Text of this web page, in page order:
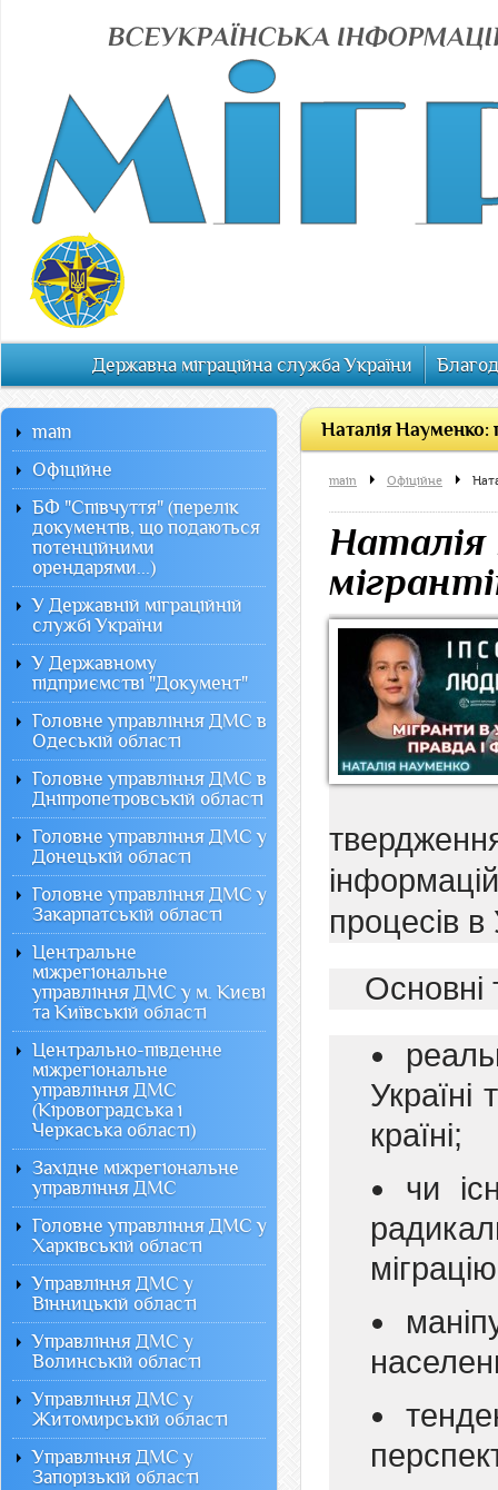
Державна міграційна служба України
Наталія Науменко:
main Офiцiйне
Наталія
процесів в
Основні
Україні
країні;
чи
main
Офiцiйне
БФ "Співчуття" (перелік
документів, що подаються
потенційними
орендарями...)
У Державній міграційній
службі України
У Державному
підприємстві "Документ"
Головне управління ДМС в
Одеській області
Головне управління ДМС в
Дніпропетровській області
Головне управління ДМС у
Донецькій області
Головне управління ДМС у
Закарпатській області
Центральне
міжрегіональне
управління ДМС у м. Києві
та Київській області
Центрально-південне
міжрегіональне
управління ДМС
(Кіровоградська і
Черкаська області)
Західне міжрегіональне
управління ДМС
Головне управління ДМС у
Харківській області
Управління ДМС у
Вінницькій області
Управління ДМС у
Волинській області
Управління ДМС у
Житомирській області
Управління ДМС у
Запорізькій області